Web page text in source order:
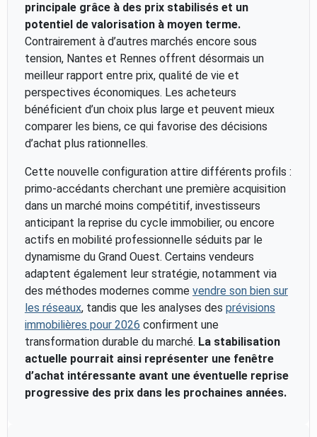
principale grâce à des prix stabilisés et un
potentiel de valorisation à moyen terme.
Contrairement à d’autres marchés encore sous
tension, Nantes et Rennes offrent désormais un
meilleur rapport entre prix, qualité de vie et
perspectives économiques. Les acheteurs
bénéficient d’un choix plus large et peuvent mieux
comparer les biens, ce qui favorise des décisions
d’achat plus rationnelles.
Cette nouvelle configuration attire différents profils :
primo-accédants cherchant une première acquisition
dans un marché moins compétitif, investisseurs
anticipant la reprise du cycle immobilier, ou encore
actifs en mobilité professionnelle séduits par le
dynamisme du Grand Ouest. Certains vendeurs
adaptent également leur stratégie, notamment via
des méthodes modernes comme vendre son bien sur
les réseaux, tandis que les analyses des prévisions
immobilières pour 2026 confirment une
transformation durable du marché. La stabilisation
actuelle pourrait ainsi représenter une fenêtre
d’achat intéressante avant une éventuelle reprise
progressive des prix dans les prochaines années.